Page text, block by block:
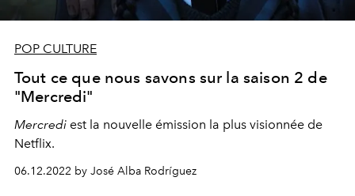
POP CULTURE
Tout ce que nous savons sur la saison 2 de
"Mercredi"
Mercredi est la nouvelle émission la plus visionnée de
Netflix.
06.12.2022 by José Alba Rodríguez